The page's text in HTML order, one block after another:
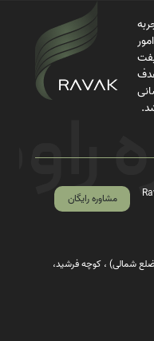
سال تجربه
مشاوره رایگان
(ضلع شمالی) ، کوچه فرشید،